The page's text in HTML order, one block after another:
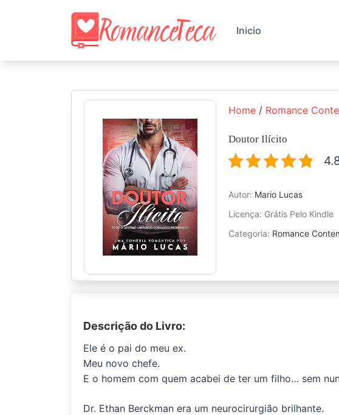
Inicio
Home / Romance
Doutor Ilícito
Autor: Mario Lucas
Licença: Grátis Pelo Kindle
Categoria: Romance
Descrição do Livro:
Ele é o pai do meu ex.
Meu novo chefe.
E o homem com quem acabei de ter um filho… sem
Dr. Ethan Berckman era um neurocirurgião brilhante.